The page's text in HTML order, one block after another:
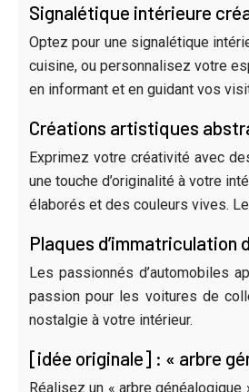
Signalétique intérieure
Optez pour une signalétique
cuisine, ou personnalisez votre
en informant et en guidant vos
Créations artistiques
Exprimez votre créativité avec
une touche d’originalité à votre
élaborés et des couleurs vives.
Plaques
Les passionnés d’automobiles
passion pour les voitures de
nostalgie à votre intérieur.
[idée originale] : « arbre
Réalisez un « arbre